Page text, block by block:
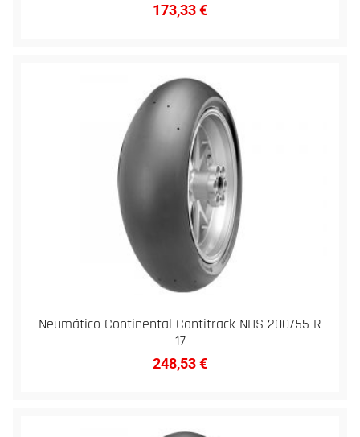
173,33€
Neumático Continental Contitrack NHS 200/55 R
17
248,53€